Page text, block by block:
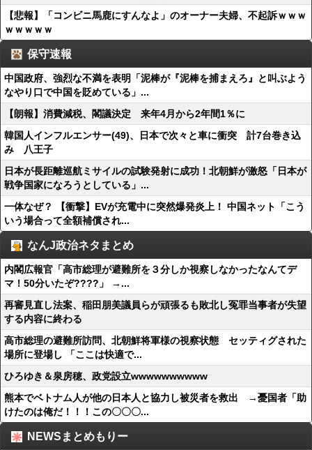
【悲報】「コンビニ馬鹿にすんなよ」のオーナー夫婦、不起訴ｗｗｗ
ｗｗｗｗｗ
保守速報
中国政府、強烈な不満を表明「泥棒が『泥棒を捕まえろ』と叫ぶよう
なやり口で中国を貶めている」...
【朗報】消費減税、閣議決定 来年4月から2年間1％に
韓国人インフルエンサー(49)、日本で次々と車に衝突 計7台巻き込
み 八王子
日本が長距離巡航ミサイルの試験発射に成功！北朝鮮が激怒「日本が
戦争国家になろうとしている」...
一体なぜ？ 【衝撃】EVが充電中に突然爆発炎上！ 中国ネット「こう
いう場合って全額補償され...
なんJ政治ネタまとめ
内閣広報官「高市総理が避難所を３分しか視察しなかったなんてデ
マ！50分いたぞ????」 →...
再審見直し法案、稲田朋美議員らが頑張るも敗北し冤罪当事者が失望
する内容に終わる
高市総理の避難所訪問、北朝鮮将軍様の視察状態 セッティグされた
場所に登場し 「ここは快適で...
ひろゆき＆泉房穂、政党設立wwwwwwwwww
熊本でベトナム人が他の日本人と協力し被災者を救出 →憂国者「助
けたのは俺だ！！！この〇〇〇...
NEWSまとめもりー